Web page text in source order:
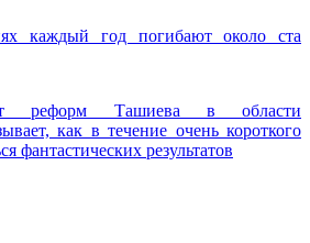
каждый год погибают около ста
Ташиева в области
как в течение очень короткого
фантастических результатов